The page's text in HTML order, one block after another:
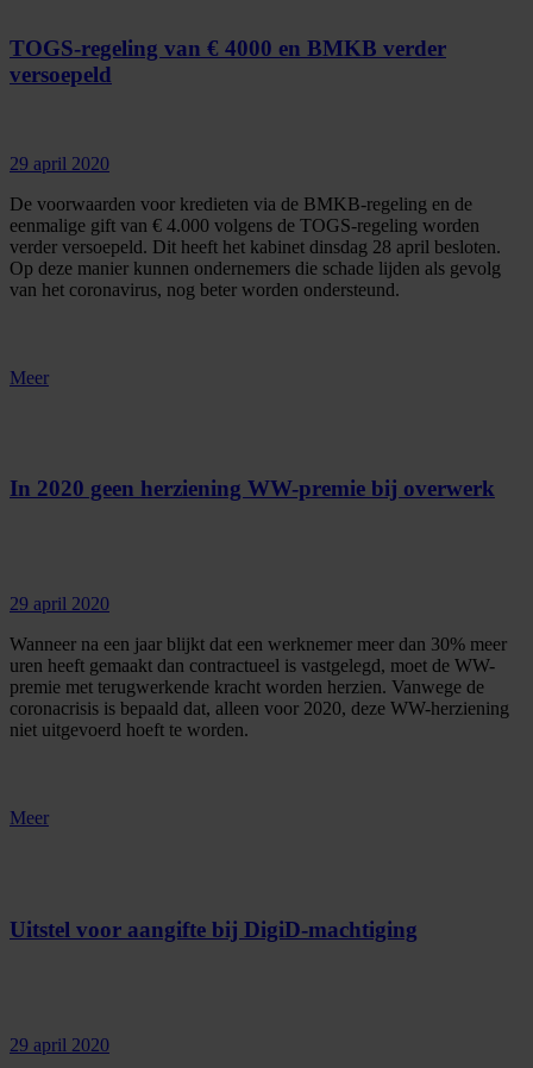
TOGS-regeling van € 4000 en BMKB verder
versoepeld
29 april 2020
De voorwaarden voor kredieten via de BMKB-regeling en de
eenmalige gift van € 4.000 volgens de TOGS-regeling worden
verder versoepeld. Dit heeft het kabinet dinsdag 28 april besloten.
Op deze manier kunnen ondernemers die schade lijden als gevolg
van het coronavirus, nog beter worden ondersteund.
Meer
In 2020 geen herziening WW-premie bij overwerk
29 april 2020
Wanneer na een jaar blijkt dat een werknemer meer dan 30% meer
uren heeft gemaakt dan contractueel is vastgelegd, moet de WW-
premie met terugwerkende kracht worden herzien. Vanwege de
coronacrisis is bepaald dat, alleen voor 2020, deze WW-herziening
niet uitgevoerd hoeft te worden.
Meer
Uitstel voor aangifte bij DigiD-machtiging
29 april 2020